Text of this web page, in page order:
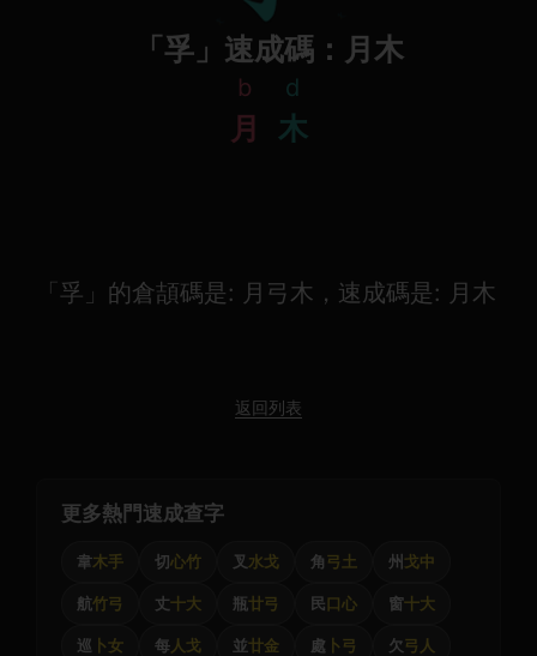
「孚」速成碼：月木
b
月
d
木
「孚」的倉頡碼是: 月弓木，速成碼是: 月木
返回列表
更多熱門速成查字
韋木手 切心竹 叉 水戈 角弓土 州 戈中
航竹弓 丈十大 瓶廿弓 民口心 窗十大
巡 卜女 每人戈 並廿金 處 卜弓 欠弓人